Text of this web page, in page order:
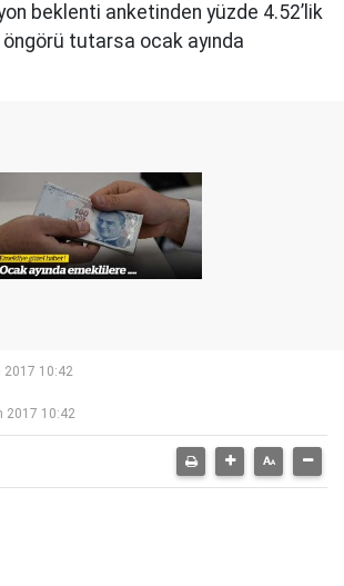
beklenti anketinden yüzde 4.52’lik
öngörü tutarsa ocak ayında
2017 10:42
2017 10:42